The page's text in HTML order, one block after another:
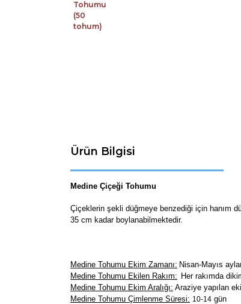
Ürün Bilgisi
Medine Çiçeği Tohumu
Çiçeklerin şekli düğmeye benzediği için hanım
35 cm kadar boylanabilmektedir.
Medine Tohumu Ekim Zamanı: Nisan-Mayıs
Medine Tohumu Ekilen Rakım: Her rakımda
Medine Tohumu Ekim Aralığı: Araziye yapılan
Medine Tohumu Çimlenme Süresi: 10-14 gün